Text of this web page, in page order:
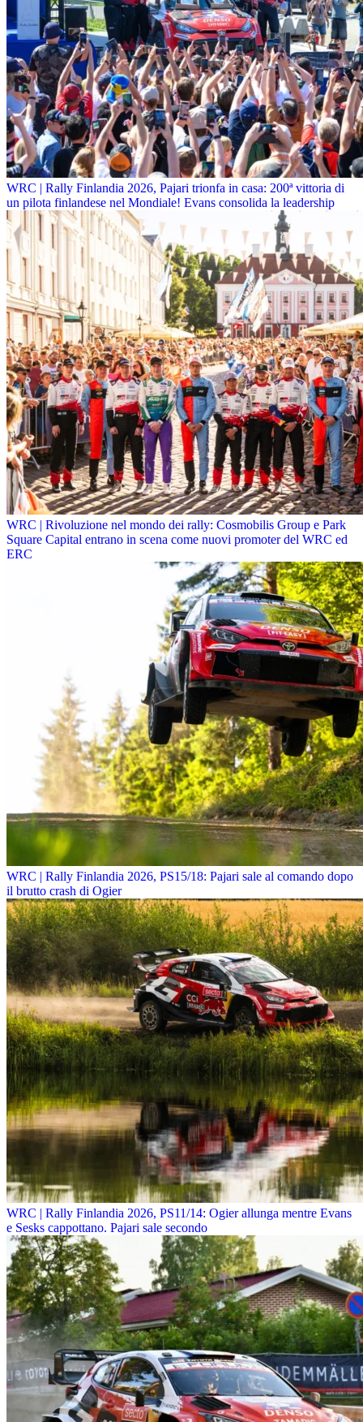
WRC | Rally Finlandia 2026, Pajari trionfa in casa: 200ª vittoria di
un pilota finlandese nel Mondiale! Evans consolida la leadership
WRC | Rivoluzione nel mondo dei rally: Cosmobilis Group e Park
Square Capital entrano in scena come nuovi promoter del WRC ed
ERC
WRC | Rally Finlandia 2026, PS15/18: Pajari sale al comando dopo
il brutto crash di Ogier
WRC | Rally Finlandia 2026, PS11/14: Ogier allunga mentre Evans
e Sesks cappottano. Pajari sale secondo